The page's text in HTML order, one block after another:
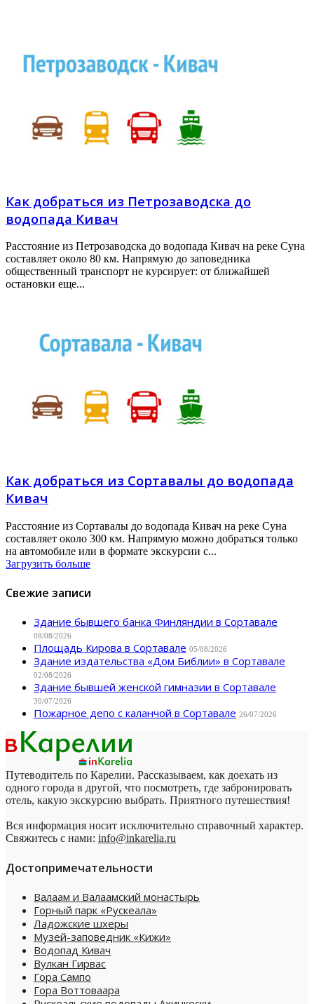
Как добраться из Петрозаводска до
водопада Кивач
Расстояние из Петрозаводска до водопада Кивач на реке Суна
составляет около 80 км. Напрямую до заповедника
общественный транспорт не курсирует: от ближайшей
остановки еще...
Как добраться из Сортавалы до водопада
Кивач
Расстояние из Сортавалы до водопада Кивач на реке Суна
составляет около 300 км. Напрямую можно добраться только
на автомобиле или в формате экскурсии с...
Загрузить больше
Свежие записи
Здание бывшего банка Финляндии в Сортавале
08/08/2026
Площадь Кирова в Сортавале 05/08/2026
Здание издательства «Дом Библии» в Сортавале
02/08/2026
Здание бывшей женской гимназии в Сортавале
30/07/2026
Пожарное депо с каланчой в Сортавале 26/07/2026
Путеводитель по Карелии. Рассказываем, как доехать из
одного города в другой, что посмотреть, где забронировать
отель, какую экскурсию выбрать. Приятного путешествия!
Вся информация носит исключительно справочный характер.
Свяжитесь с нами: info@inkarelia.ru
Достопримечательности
Валаам и Валаамский монастырь
Горный парк «Рускеала»
Ладожские шхеры
Музей-заповедник «Кижи»
Водопад Кивач
Вулкан Гирвас
Гора Сампо
Гора Воттоваара